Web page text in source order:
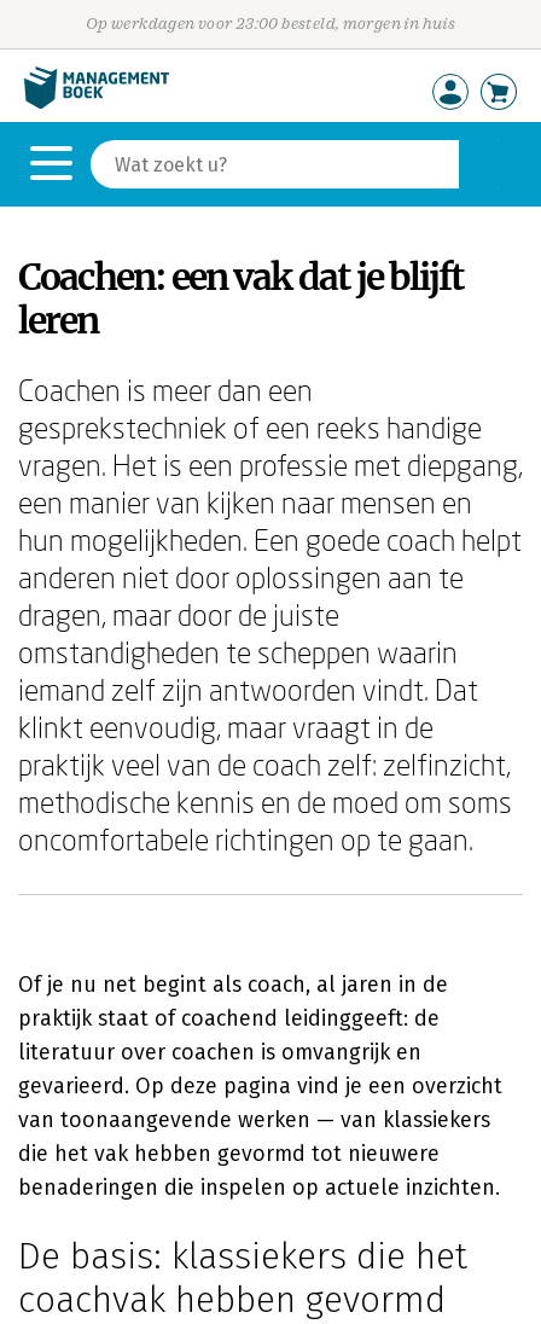
Op werkdagen voor 23:00 besteld, morgen in huis
Coachen: een vak dat je blijft
leren
Coachen is meer dan een
gesprekstechniek of een reeks handige
vragen. Het is een professie met diepgang,
een manier van kijken naar mensen en
hun mogelijkheden. Een goede coach helpt
anderen niet door oplossingen aan te
dragen, maar door de juiste
omstandigheden te scheppen waarin
iemand zelf zijn antwoorden vindt. Dat
klinkt eenvoudig, maar vraagt in de
praktijk veel van de coach zelf: zelfinzicht,
methodische kennis en de moed om soms
oncomfortabele richtingen op te gaan.
Of je nu net begint als coach, al jaren in de
praktijk staat of coachend leidinggeeft: de
literatuur over coachen is omvangrijk en
gevarieerd. Op deze pagina vind je een overzicht
van toonaangevende werken — van klassiekers
die het vak hebben gevormd tot nieuwere
benaderingen die inspelen op actuele inzichten.
De basis: klassiekers die het
coachvak hebben gevormd